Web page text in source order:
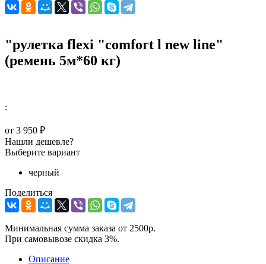
"рулетка flexi "comfort l new line"
(ремень 5м*60 кг)
:
от 3 950 ₽
Нашли дешевле?
Выберите вариант
черный
Поделиться
Минимальная сумма заказа от 2500р.
При самовывозе скидка 3%.
Описание